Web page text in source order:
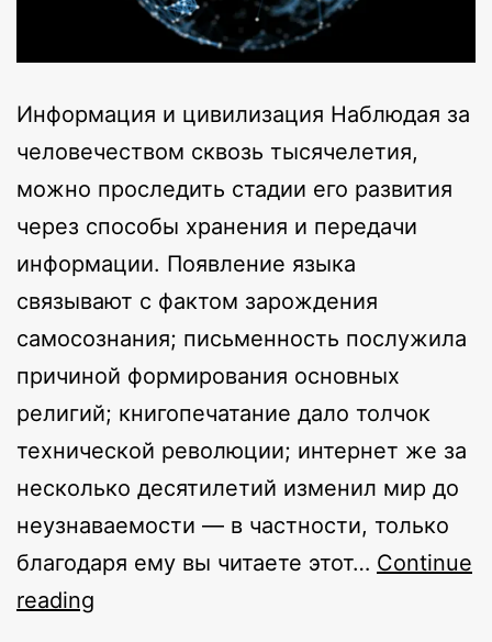
Информация и цивилизация Наблюдая за
человечеством сквозь тысячелетия,
можно проследить стадии его развития
через способы хранения и передачи
информации. Появление языка
связывают с фактом зарождения
самосознания; письменность послужила
причиной формирования основных
религий; книгопечатание дало толчок
технической революции; интернет же за
несколько десятилетий изменил мир до
неузнаваемости — в частности, только
благодаря ему вы читаете этот… Continue
reading